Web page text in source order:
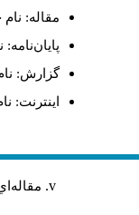
مقاله:
گزارش:
اینترنت: